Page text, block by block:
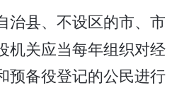
治县、不设区的市、市
机关应当每年组织对经
预备役登记的公民进行